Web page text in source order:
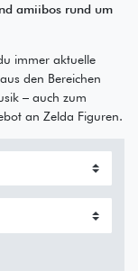
amiibos rund um
immer aktuelle
den Bereichen
– auch zum
an Zelda Figuren.